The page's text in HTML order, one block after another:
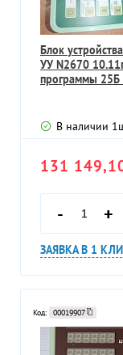
Блок
УУ N2670
программы
В наличии 1
131
- +
ЗАЯВКА В 1
Код: 00019907